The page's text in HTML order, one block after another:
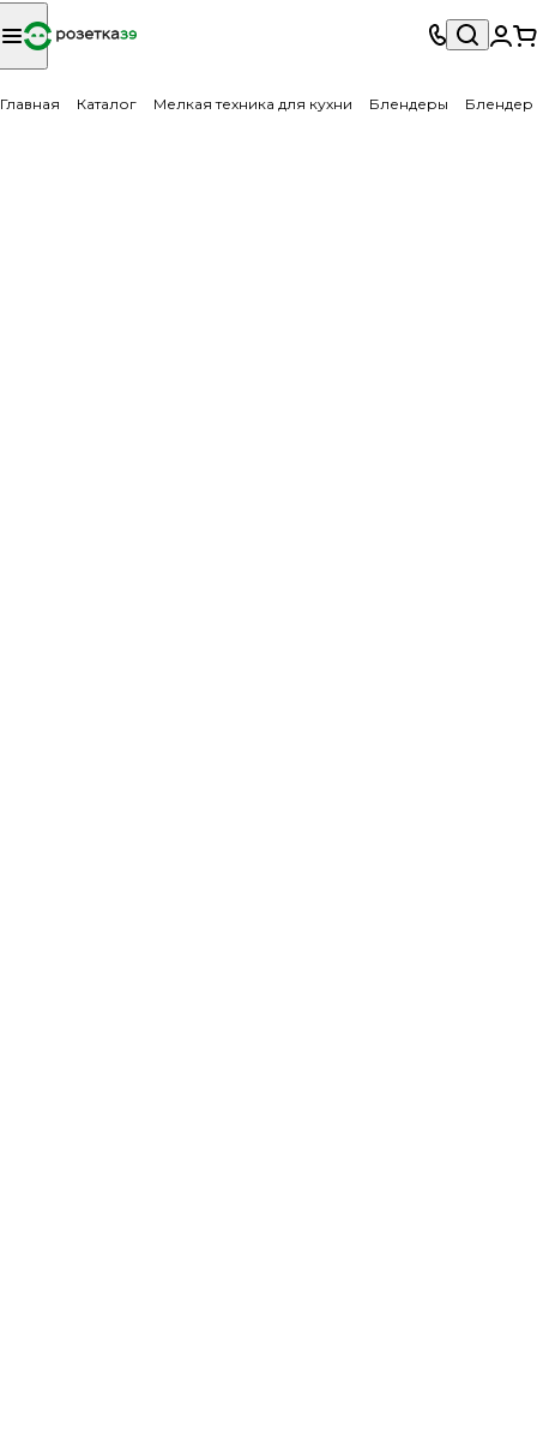
Главная Каталог Мелкая техника для кухни Блендеры Блендер